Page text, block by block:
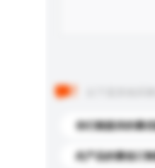
你们能提供的最
此产品的最低订购